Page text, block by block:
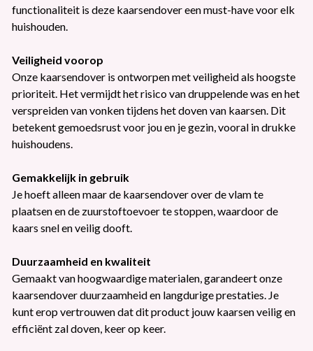
functionaliteit is deze kaarsendover een must-have voor elk
huishouden.
Veiligheid voorop
Onze kaarsendover is ontworpen met veiligheid als hoogste
prioriteit. Het vermijdt het risico van druppelende was en het
verspreiden van vonken tijdens het doven van kaarsen. Dit
betekent gemoedsrust voor jou en je gezin, vooral in drukke
huishoudens.
Gemakkelijk in gebruik
Je hoeft alleen maar de kaarsendover over de vlam te
plaatsen en de zuurstoftoevoer te stoppen, waardoor de
kaars snel en veilig dooft.
Duurzaamheid en kwaliteit
Gemaakt van hoogwaardige materialen, garandeert onze
kaarsendover duurzaamheid en langdurige prestaties. Je
kunt erop vertrouwen dat dit product jouw kaarsen veilig en
efficiënt zal doven, keer op keer.